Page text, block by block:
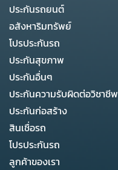
ประกันรถยนต์
อสังหาริมทรัพย์
โปรประกันรถ
ประกันสุขภาพ
ประกันอื่นๆ
ประกันความรับผิดต่อวิชาชีพ
ประกันก่อสร้าง
สินเชื่อรถ
โปรประกันรถ
ลูกค้าของเรา